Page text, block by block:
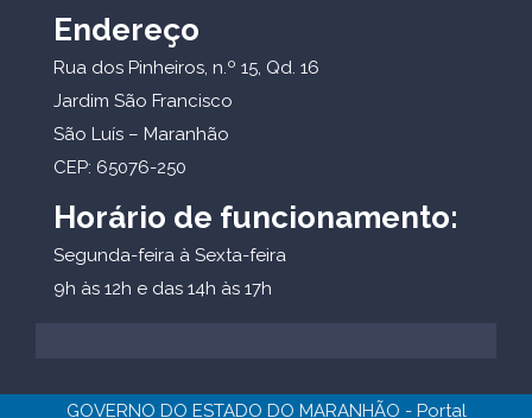
Endereço
Rua dos Pinheiros, n.º 15, Qd. 16
Jardim São Francisco
São Luís – Maranhão
CEP: 65076-250
Horário de funcionamento:
Segunda-feira à Sexta-feira
9h às 12h e das 14h às 17h
GOVERNO DO ESTADO DO MARANHÃO - Portal